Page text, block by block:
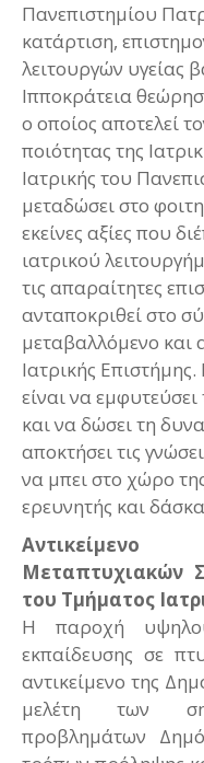
Πανεπιστημίου
κατάρτιση,
λειτουργών υγείας
Ιπποκράτεια
o οποίος αποτελεί
ποιότητας της
Ιατρικής του
μεταδώσει στο
εκείνες αξίες που
ιατρικού
τις απαραίτητες
ανταποκριθεί στο
μεταβαλλόμενο και
Ιατρικής
είναι να
και να δώσει τη
αποκτήσει τις
να μπει στο χώρο
ερευνητής και
Μεταπτυχιακών
του Τμήματος
Η παροχή υψηλού
εκπαίδευσης σε
αντικείμενο της
μελέτη των
προβλημάτων